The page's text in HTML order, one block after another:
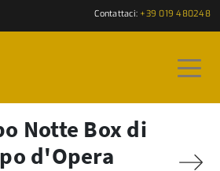
Contattaci: +39 019 480248
Notte Box di
d'Opera